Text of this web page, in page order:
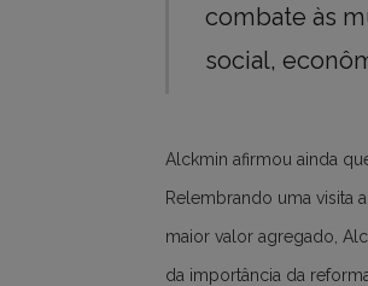
combate às
social,
Alckmin afirmou ainda
Relembrando uma visita
maior valor agregado,
da importância da